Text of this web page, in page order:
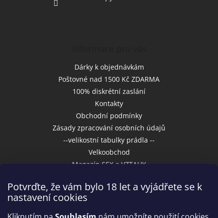
Potvrďte, že vám bylo 18 let a vyjádřete se k
nastavení cookies
Dárky k objednávkám
Poštovné nad 1500 Kč ZDARMA
100% diskrétní zaslání
Kontakty
Obchodní podmínky
Zásady zpracování osobních údajů
--velikostní tabulky prádla --
Velkoobchod
Magazín SEX a VZTAHY